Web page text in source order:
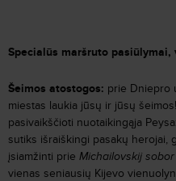
Specialūs maršruto
Šeimos atostogos: prie Dniepro
miestas laukia jūsų ir jūsų
pasivaikščioti nuotaikingąja
sutiks išraiškingi pasakų herojai,
įsiamžinti prie Michailovskij sobor
vienas seniausių Kijevo